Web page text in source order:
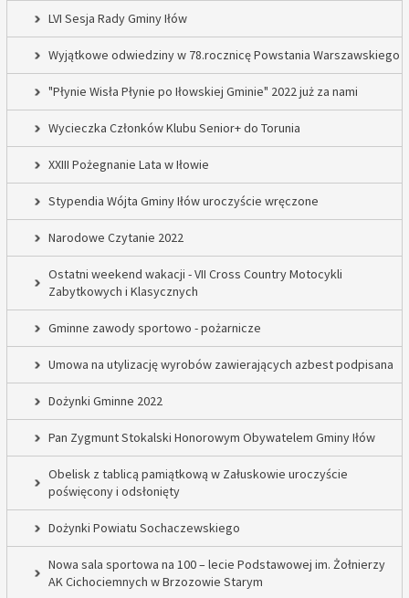
LVI Sesja Rady Gminy Iłów
Wyjątkowe odwiedziny w 78.rocznicę Powstania Warszawskiego
"Płynie Wisła Płynie po Iłowskiej Gminie" 2022 już za nami
Wycieczka Członków Klubu Senior+ do Torunia
XXIII Pożegnanie Lata w Iłowie
Stypendia Wójta Gminy Iłów uroczyście wręczone
Narodowe Czytanie 2022
Ostatni weekend wakacji - VII Cross Country Motocykli
Zabytkowych i Klasycznych
Gminne zawody sportowo - pożarnicze
Umowa na utylizację wyrobów zawierających azbest podpisana
Dożynki Gminne 2022
Pan Zygmunt Stokalski Honorowym Obywatelem Gminy Iłów
Obelisk z tablicą pamiątkową w Załuskowie uroczyście
poświęcony i odsłonięty
Dożynki Powiatu Sochaczewskiego
Nowa sala sportowa na 100 – lecie Podstawowej im. Żołnierzy
AK Cichociemnych w Brzozowie Starym